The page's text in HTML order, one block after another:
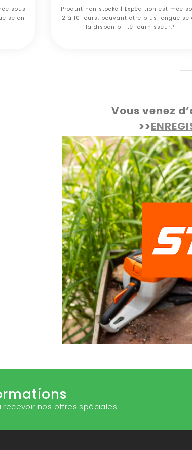
sous
selon
Produit non stocké | Expédition estimée
2 à 10 jours, pouvant être plus longue
la disponibilité fournisseur.*
Vous venez
>>
recevoir nos offres spéciales